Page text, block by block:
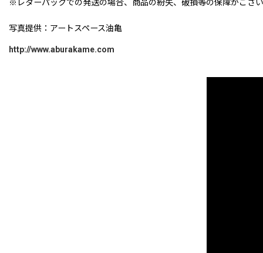
※レターパックでの発送の場合、商品の紛失、破損等の保障がござい
写真提供：アートスペース油亀
http://www.aburakame.com